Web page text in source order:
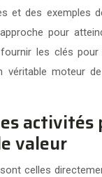
et des exemples
pour
les clés
véritable moteur
activités
valeur
celles